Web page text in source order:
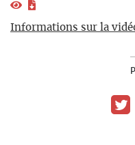
Informations sur la